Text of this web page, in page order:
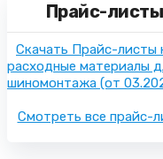
Прайс-листы
Скачать Прайс-листы
расходные материалы
шиномонтажа (от
Смотреть все прайс-